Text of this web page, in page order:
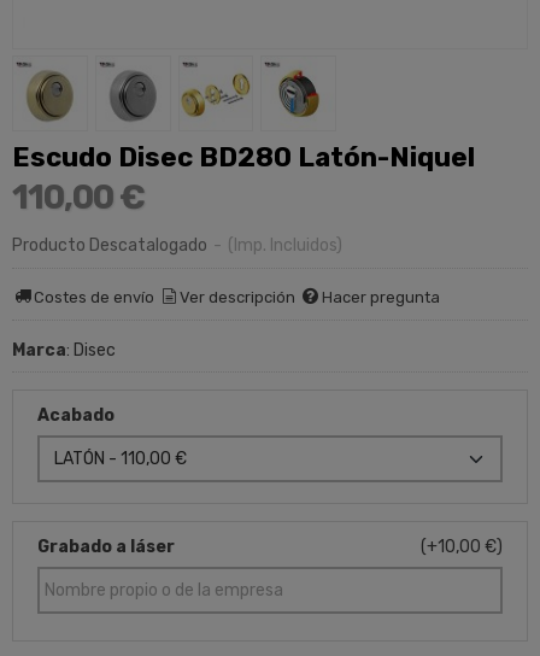
Escudo Disec BD280 Latón-Niquel
110,00 €
Producto Descatalogado - (Imp. Incluidos)
Costes de envío Ver descripción Hacer pregunta
Marca: Disec
Acabado
Grabado a láser (+10,00 €)